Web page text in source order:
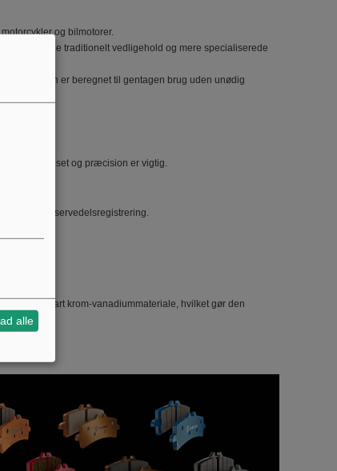
og bilmotorer.
til både traditionelt vedligehold og mere specialiserede
ergonomien er beregnet til gentagen brug uden unødig
er begrænset og præcision er vigtig.
og reservedelsregistrering.
og holdbart krom-vanadiummateriale, hvilket gør den
alle